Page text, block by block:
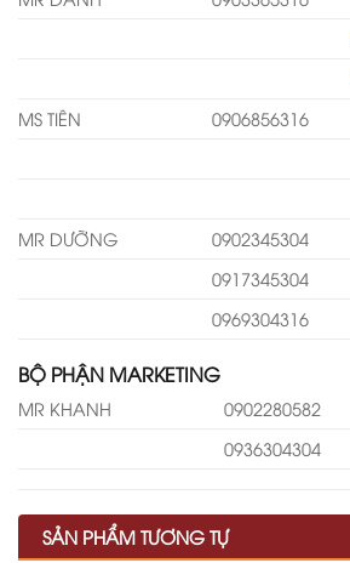
MS TIÊN
0906856316
MR DƯỠNG
0902345304
0917345304
0969304316
BỘ PHẬN MARKETING
MR KHANH 0902280582
0936304304
SẢN PHẨM TƯƠNG TỰ